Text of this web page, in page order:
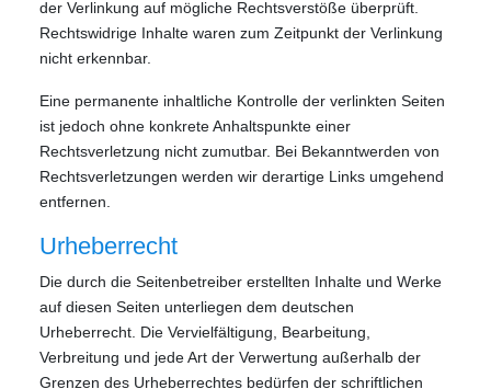
der Verlinkung auf mögliche Rechtsverstöße überprüft.
Rechtswidrige Inhalte waren zum Zeitpunkt der Verlinkung
nicht erkennbar.
Eine permanente inhaltliche Kontrolle der verlinkten Seiten
ist jedoch ohne konkrete Anhaltspunkte einer
Rechtsverletzung nicht zumutbar. Bei Bekanntwerden von
Rechtsverletzungen werden wir derartige Links umgehend
entfernen.
Urheberrecht
Die durch die Seitenbetreiber erstellten Inhalte und Werke
auf diesen Seiten unterliegen dem deutschen
Urheberrecht. Die Vervielfältigung, Bearbeitung,
Verbreitung und jede Art der Verwertung außerhalb der
Grenzen des Urheberrechtes bedürfen der schriftlichen